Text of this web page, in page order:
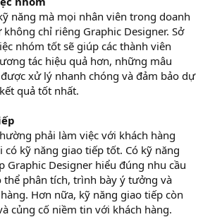
năng mà mọi nhân viên trong doanh
chỉ riêng Graphic Designer. Sở
nhóm tốt sẽ giúp các thành viên
tác hiệu quả hơn, những mâu
xử lý nhanh chóng và đảm bảo dự
quả tốt nhất.
phải làm việc với khách hàng
có kỹ năng giao tiếp tốt. Có kỹ năng
Graphic Designer hiểu đúng nhu cầu
thể phân tích, trình bày ý tưởng và
Hơn nữa, kỹ năng giao tiếp còn
củng cố niềm tin với khách hàng.